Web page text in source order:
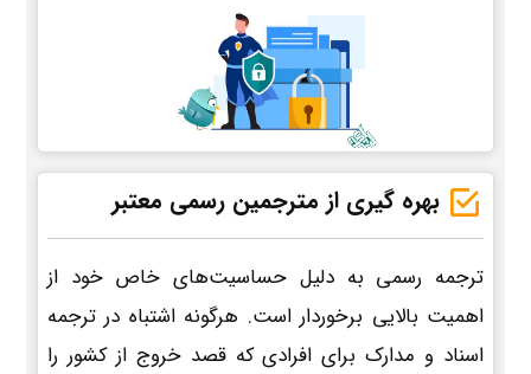
بهره گیری از مترجمین رسمی معتبر
ترجمه رسمی به دلیل حساسیت‌های خاص خود از
اهمیت بالایی برخوردار است. هرگونه اشتباه در ترجمه
اسناد و مدارک برای افرادی که قصد خروج از کشور را